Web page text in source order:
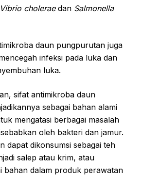
Vibrio choleraedan Salmonella
daun pungpurutan juga
infeksi pada luka dan
luka.
sifat antimikroba daun
sebagai bahan alami
mengatasi berbagai masalah
oleh bakteri dan jamur.
dapat dikonsumsi sebagai teh
salep atau krim, atau
bahan dalam produk perawatan